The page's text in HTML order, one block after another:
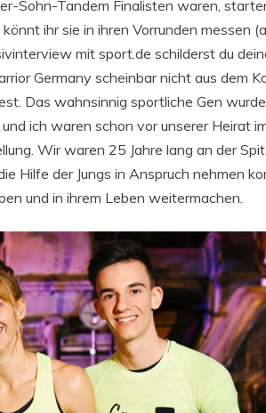
Sohn-Tandem Finalisten waren,
ihr sie in ihren Vorrunden messen
mit sport.de schilderst du
Germany scheinbar nicht aus dem
Das wahnsinnig sportliche Gen
ich waren schon vor unserer Heirat
Wir waren 25 Jahre lang an der
Hilfe der Jungs in Anspruch nehmen
und in ihrem Leben weitermachen.